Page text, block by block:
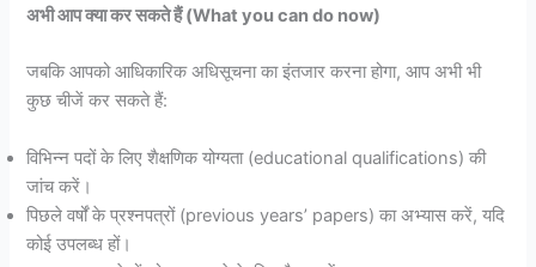
अभी आप क्या कर सकते हैं (What you can do now)
जबकि आपको आधिकारिक अधिसूचना का इंतजार करना होगा, आप अभी भी
कुछ चीजें कर सकते हैं:
विभिन्न पदों के लिए शैक्षणिक योग्यता (educational qualifications) की
जांच करें।
पिछले वर्षों के प्रश्नपत्रों (previous years’ papers) का अभ्यास करें, यदि
कोई उपलब्ध हों।